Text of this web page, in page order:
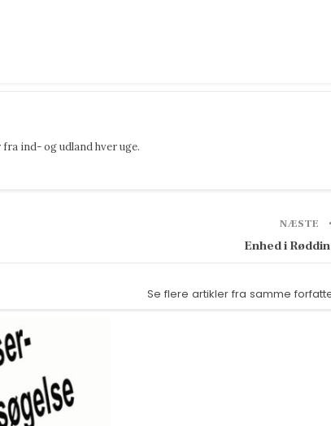
ind- og udland hver uge.
NÆSTE
Enhed i
Se flere artikler fra samme